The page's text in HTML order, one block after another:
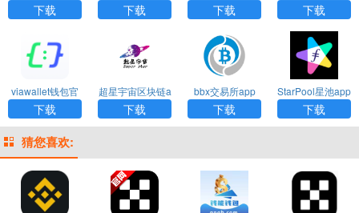
（iToken Walle
t）
下载
所平台手机版下
载
下载 下载 下载
viawallet钱包官
网下载安装
下载
超星宇宙区块链a
pp
下载
bbx交易所app
下载
StarPool星池app
下载
猜您喜欢: